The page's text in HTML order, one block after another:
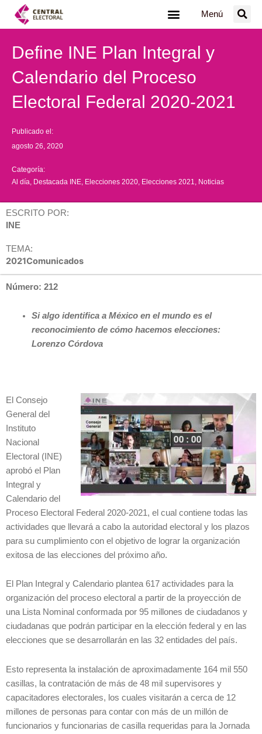
Menú
Define INE Plan Integral y
Calendario del Proceso
Electoral Federal 2020-2021
Publicado el:
agosto 26, 2020
Categoría:
Al día Destacada INE Elecciones 2020 Elecciones 2021 Noticias
ESCRITO POR:
INE
TEMA:
2021Comunicados
Número: 212
Si algo identifica a México en el mundo es el
reconocimiento de cómo hacemos elecciones:
Lorenzo Córdova
El Consejo
General del
Instituto
Nacional
Electoral (INE)
aprobó el Plan
Integral y
Calendario del
Proceso Electoral Federal 2020-2021, el cual contiene todas las
actividades que llevará a cabo la autoridad electoral y los plazos
para su cumplimiento con el objetivo de lograr la organización
exitosa de las elecciones del próximo año.
El Plan Integral y Calendario plantea 617 actividades para la
organización del proceso electoral a partir de la proyección de
una Lista Nominal conformada por 95 millones de ciudadanos y
ciudadanas que podrán participar en la elección federal y en las
elecciones que se desarrollarán en las 32 entidades del país.
Esto representa la instalación de aproximadamente 164 mil 550
casillas, la contratación de más de 48 mil supervisores y
capacitadores electorales, los cuales visitarán a cerca de 12
millones de personas para contar con más de un millón de
funcionarios y funcionarias de casilla requeridas para la Jornada